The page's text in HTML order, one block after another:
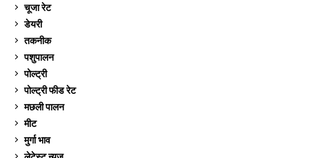
चूजा रेट
डेयरी
तकनीक
पशुपालन
पोल्ट्री
पोल्ट्री फीड रेट
मछली पालन
मीट
मुर्गा भाव